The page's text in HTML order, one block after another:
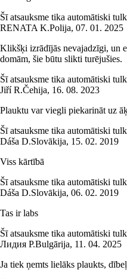
Šī atsauksme tika automātiski
RENATA K.Polija, 07. 01. 2025
Klikšķi izrādījās nevajadzīgi, un
domām, šie būtu slikti turējušies.
Šī atsauksme tika automātiski
Jiří R.Čehija, 16. 08. 2023
Plauktu var viegli piekarināt uz
Šī atsauksme tika automātiski
Dáša D.Slovākija, 15. 02. 2019
Viss kārtībā
Šī atsauksme tika automātiski
Dáša D.Slovākija, 06. 02. 2019
Tas ir labs
Šī atsauksme tika automātiski
Лидия Р.Bulgārija, 11. 04. 2025
Ja tiek ņemts lielāks plaukts,